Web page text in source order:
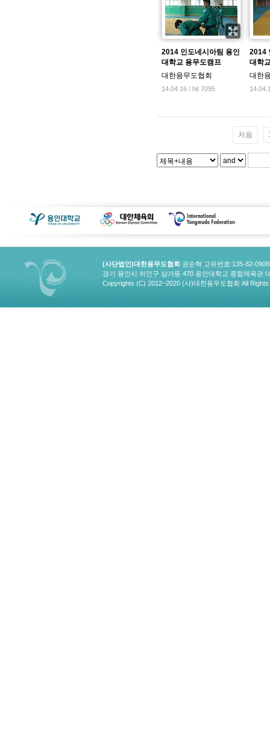
2014 인도네시아팀 용인
대학교 용무도캠프
대한용무도협회
14.04.16 / hit 7095
2014
대학
대한
처음
(사단법인)대한용무도협회 권순혁 고유번호:135-82-
경기 용인시 처인구 삼가동 470 용인대학교 종합체육관
Copyrights (C) 2012~2020 (사)대한용무도협회 All